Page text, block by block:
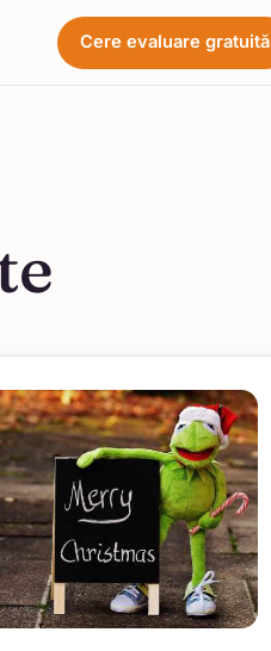
Cere evaluare gratuită